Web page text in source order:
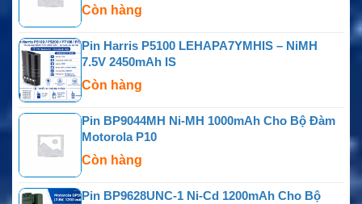
Còn hàng
Pin Harris P5100 LEHAPA7YMHIS – NiMH
7.5V 2450mAh IS
Còn hàng
Pin BP9044MH Ni-MH 1000mAh Cho Bộ Đàm
Motorola P10
Còn hàng
Pin BP9628UNC-1 Ni-Cd 1200mAh Cho Bộ